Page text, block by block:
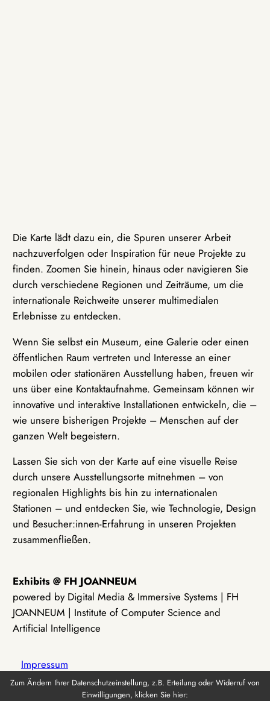
Die Karte lädt dazu ein, die Spuren unserer Arbeit
nachzuverfolgen oder Inspiration für neue Projekte zu
finden. Zoomen Sie hinein, hinaus oder navigieren Sie
durch verschiedene Regionen und Zeiträume, um die
internationale Reichweite unserer multimedialen
Erlebnisse zu entdecken.
Wenn Sie selbst ein Museum, eine Galerie oder einen
öffentlichen Raum vertreten und Interesse an einer
mobilen oder stationären Ausstellung haben, freuen wir
uns über eine Kontaktaufnahme. Gemeinsam können wir
innovative und interaktive Installationen entwickeln, die –
wie unsere bisherigen Projekte – Menschen auf der
ganzen Welt begeistern.
Lassen Sie sich von der Karte auf eine visuelle Reise
durch unsere Ausstellungsorte mitnehmen – von
regionalen Highlights bis hin zu internationalen
Stationen – und entdecken Sie, wie Technologie, Design
und Besucher:innen-Erfahrung in unseren Projekten
zusammenfließen.
Exhibits @ FH JOANNEUM
powered by Digital Media & Immersive Systems | FH
JOANNEUM | Institute of Computer Science and
Artificial Intelligence
Impressum
Zum Ändern Ihrer Datenschutzeinstellung, z.B. Erteilung oder Widerruf von
Einwilligungen, klicken Sie hier: